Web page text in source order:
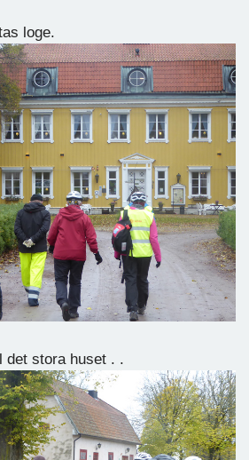
loge.
det stora huset . .